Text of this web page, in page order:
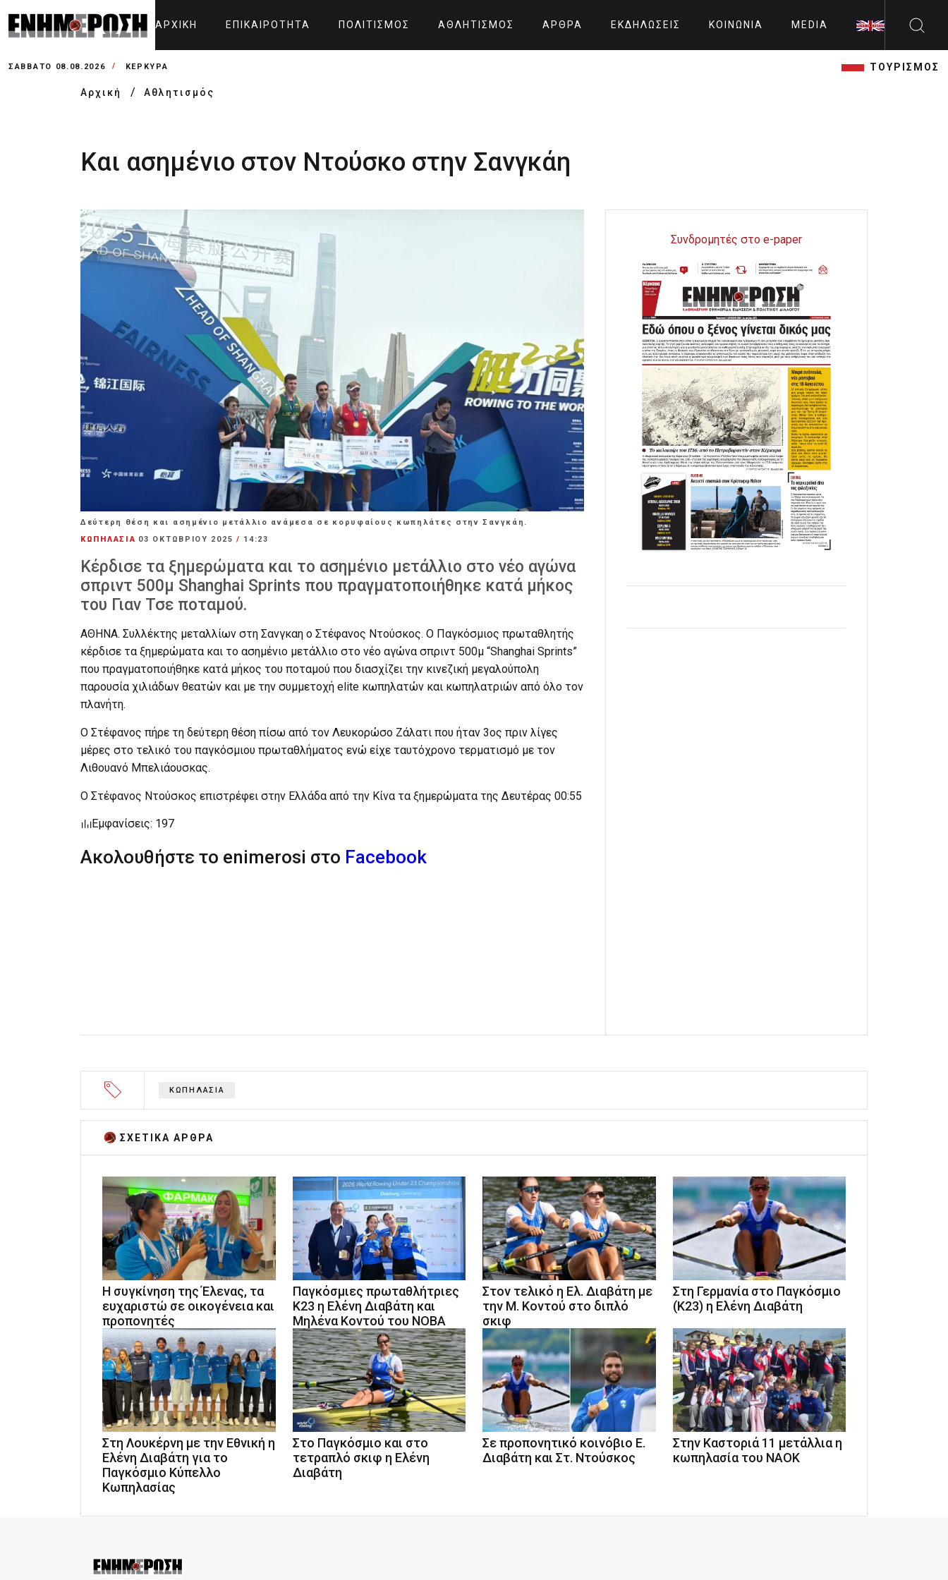
ΑΡΧΙΚΉ ΕΠΙΚΑΙΡΌΤΗΤΑ ΠΟΛΙΤΙΣΜΌΣ ΑΘΛΗΤΙΣΜΌΣ ΆΡΘΡΑ ΕΚΔΗΛΏΣΕΙΣ ΚΟΙΝΩΝΊΑ MEDIA
ΣΆΒΒΑΤΟ 08.08.2026 ΚΕΡΚΥΡΑ ΤΟΥΡΙΣΜΟΣ
Αρχική Αθλητισμός
Και ασημένιο στον Ντούσκο στην Σανγκάη
Δεύτερη θέση και ασημένιο μετάλλιο ανάμεσα σε κορυφαίους κωπηλάτες στην Σανγκάη.
ΚΩΠΗΛΑΣΙΑ 03 ΟΚΤΩΒΡΊΟΥ 2025 / 14:23
Κέρδισε τα ξημερώματα και το ασημένιο μετάλλιο στο νέο αγώνα
σπριντ 500μ Shanghai Sprints που πραγματοποιήθηκε κατά μήκος
του Γιαν Τσε ποταμού.
ΑΘΗΝΑ. Συλλέκτης μεταλλίων στη Σανγκαη ο Στέφανος Ντούσκος. Ο Παγκόσμιος πρωταθλητής
κέρδισε τα ξημερώματα και το ασημένιο μετάλλιο στο νέο αγώνα σπριντ 500μ “Shanghai Sprints”
που πραγματοποιήθηκε κατά μήκος του ποταμού που διασχίζει την κινεζική μεγαλούπολη
παρουσία χιλιάδων θεατών και με την συμμετοχή elite κωπηλατών και κωπηλατριών από όλο τον
πλανήτη.
Ο Στέφανος πήρε τη δεύτερη θέση πίσω από τον Λευκορώσο Ζάλατι που ήταν 3ος πριν λίγες
μέρες στο τελικό του παγκόσμιου πρωταθλήματος ενώ είχε ταυτόχρονο τερματισμό με τον
Λιθουανό Μπελιάουσκας.
Ο Στέφανος Ντούσκος επιστρέφει στην Ελλάδα από την Κίνα τα ξημερώματα της Δευτέρας 00:55
Εμφανίσεις: 197
Ακολουθήστε το enimerosi στο Facebook
Συνδρομητές στο e-paper
ΚΩΠΗΛΑΣΙΑ
ΣΧΕΤΙΚA AΡΘΡΑ
Η συγκίνηση της Έλενας, τα
ευχαριστώ σε οικογένεια και
προπονητές
Παγκόσμιες πρωταθλήτριες
Κ23 η Ελένη Διαβάτη και
Μηλένα Κοντού του ΝΟΒΑ
Στον τελικό η Ελ. Διαβάτη με
την Μ. Κοντού στο διπλό
σκιφ
Στη Γερμανία στο Παγκόσμιο
(Κ23) η Ελένη Διαβάτη
Στη Λουκέρνη με την Εθνική η
Ελένη Διαβάτη για το
Παγκόσμιο Κύπελλο
Κωπηλασίας
Στο Παγκόσμιο και στο
τετραπλό σκιφ η Ελένη
Διαβάτη
Σε προπονητικό κοινόβιο Ε.
Διαβάτη και Στ. Ντούσκος
Στην Καστοριά 11 μετάλλια η
κωπηλασία του ΝΑΟΚ